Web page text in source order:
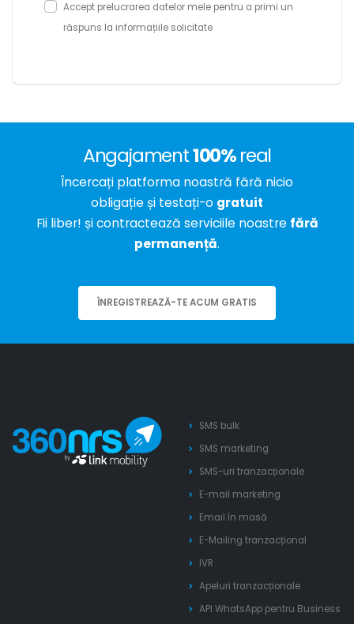
Accept prelucrarea datelor mele pentru a primi un
răspuns la informațiile solicitate
Angajament100%real
Încercați platforma noastră fără nicio
obligație și testați-o gratuit
Fii liber! și contractează serviciile noastre fără
permanență.
ÎNREGISTREAZĂ-TE ACUM GRATIS
SMS bulk
SMS marketing
SMS-uri tranzacționale
E-mail marketing
Email în masă
E-Mailing tranzacțional
IVR
Apeluri tranzacționale
API WhatsApp pentru Business